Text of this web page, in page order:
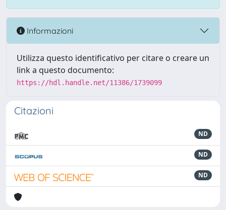
Informazioni
Utilizza questo identificativo per citare o creare un
link a questo documento:
https://hdl.handle.net/11386/1739099
Citazioni
ND
ND
ND